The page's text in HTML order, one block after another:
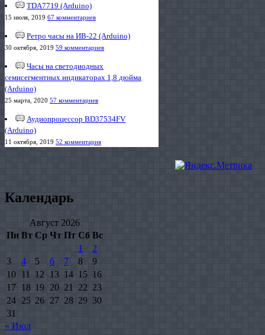
TDA7719 (Arduino)
15 июля, 2019 67 комментариев
Ретро часы на ИВ-22 (Arduino)
30 октября, 2019 59 комментариев
Часы на светодиодных
семисегментных индикаторах 1,8 дюйма
(Arduino)
25 марта, 2020 57 комментариев
Аудиопроцессор BD37534FV
(Arduino)
11 октября, 2019 52 комментария
Календарь
Август 2026
Пн Вт Ср Чт Пт Сб Вс
1
2
3
4 5 6 7 8
9
10 11 12 13 14 15 16
17 18 19 20 21 22 23
24 25 26 27 28 29 30
31
« Июл